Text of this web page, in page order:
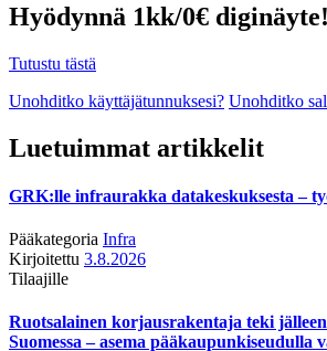
Hyödynnä 1kk/0€ diginäyte!
Tutustu tästä
Unohditko käyttäjätunnuksesi? Unohditko
Luetuimmat artikkelit
GRK:lle infraurakka datakeskuksesta –
Pääkategoria Infra
Kirjoitettu 3.8.2026
Tilaajille
Ruotsalainen korjausrakentaja teki
Suomessa – asema pääkaupunkiseudulla